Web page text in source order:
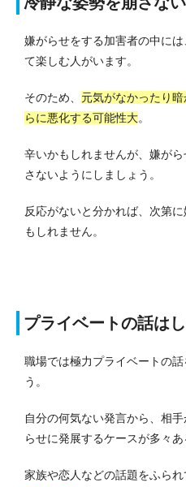
嫌がらせをする加害者の中に
て楽しむ人がいます。
そのため、 元気がなかったり
らに悪化する可能性大。
辛いかもしれませんが、嫌が
さないようにしましょう。
反応がないと分かれば、次第
もしれません。
プライベートの話は
職場では極力プライベートの
う。
自分の何気ない発言から、相
らせに発展するケースが多々あ
家族や恋人などの話題をふられ